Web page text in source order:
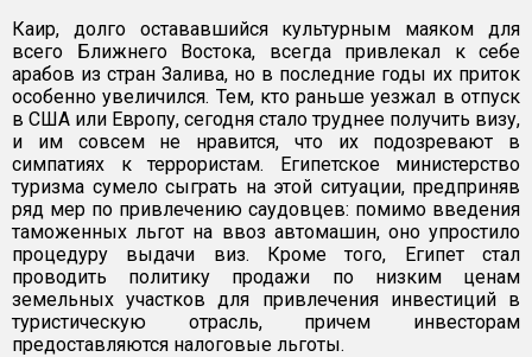
Каир, долго остававшийся культурным маяком для
всего Ближнего Востока, всегда привлекал к себе
арабов из стран Залива, но в последние годы их приток
особенно увеличился. Тем, кто раньше уезжал в отпуск
в США или Европу, сегодня стало труднее получить визу,
и им совсем не нравится, что их подозревают в
симпатиях к террористам. Египетское министерство
туризма сумело сыграть на этой ситуации, предприняв
ряд мер по привлечению саудовцев: помимо введения
таможенных льгот на ввоз автомашин, оно упростило
процедуру выдачи виз. Кроме того, Египет стал
проводить политику продажи по низким ценам
земельных участков для привлечения инвестиций в
туристическую отрасль, причем инвесторам
предоставляются налоговые льготы.